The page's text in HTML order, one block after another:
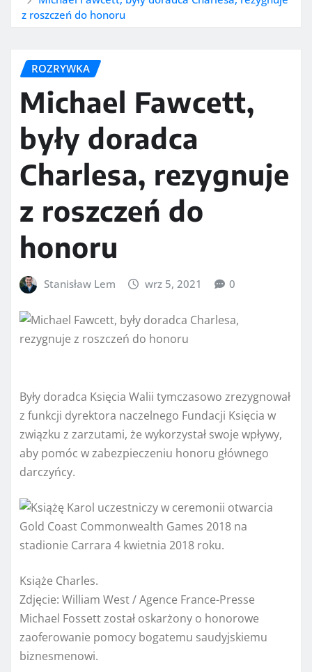
z roszczeń do honoru
ROZRYWKA
Michael Fawcett,
były doradca
Charlesa, rezygnuje
z roszczeń do
honoru
Stanisław Lem wrz 5, 2021 0
Były doradca Księcia Walii tymczasowo zrezygnował
z funkcji dyrektora naczelnego Fundacji Księcia w
związku z zarzutami, że wykorzystał swoje wpływy,
aby pomóc w zabezpieczeniu honoru głównego
darczyńcy.
Książe Charles.
Zdjęcie: William West / Agence France-Presse
Michael Fossett został oskarżony o honorowe
zaoferowanie pomocy bogatemu saudyjskiemu
biznesmenowi.